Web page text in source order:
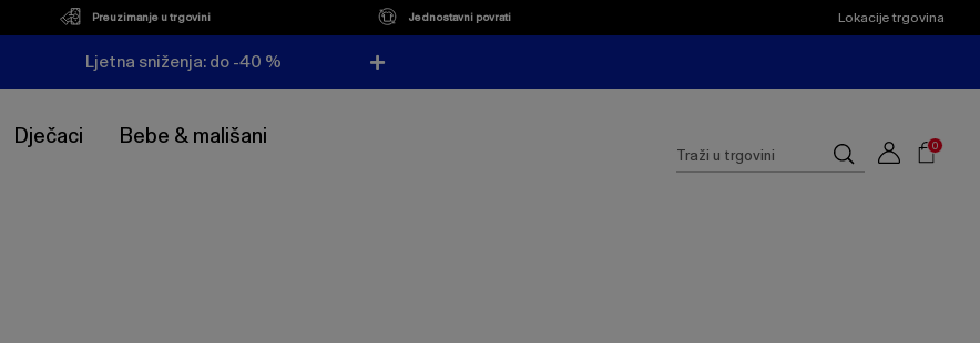
Preuzimanje u trgovini Jednostavni povrati Lokacije trgovina
Ljetna sniženja: do -40 %
Dječaci Bebe & mališani
Suggested
site
content
Traži
u
0